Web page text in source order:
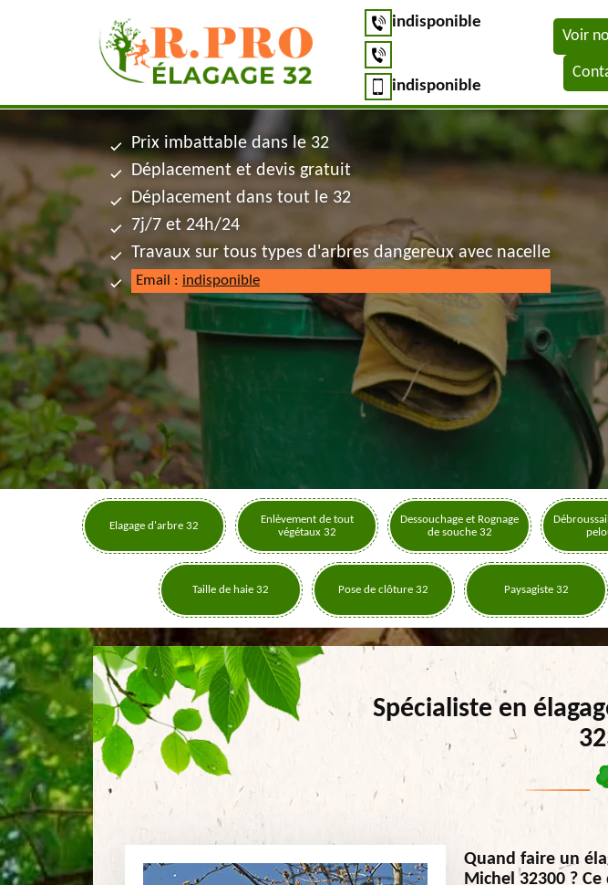
indisponible
indisponible
Voir
Prix imbattable dans le 32
Déplacement et devis gratuit
Déplacement dans tout le 32
7j/7 et 24h/24
Travaux sur tous types d'arbres dangereux avec nacelle
Email : indisponible
Elagage d'arbre 32
Enlèvement de tout
végétaux 32
Dessouchage et Rognage
de souche 32
Taille de haie 32 Pose de clôture 32 Paysagiste 32
Spécialiste en
Quand faire un
Michel 32300 ?